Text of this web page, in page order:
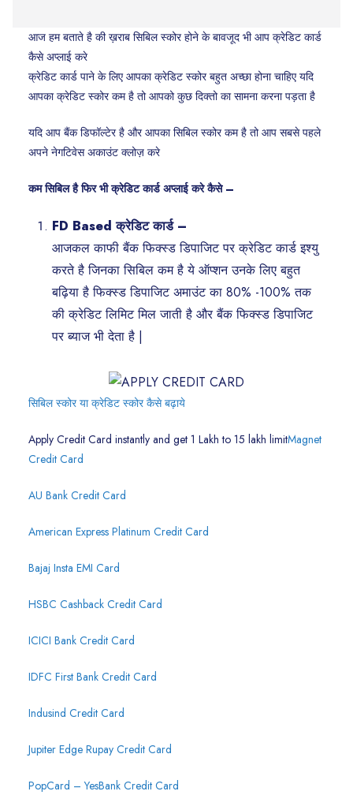
आज हम बताते है की ख़राब सिबिल स्कोर होने के बावजूद भी आप क्रेडिट कार्ड
कैसे अप्लाई करे
क्रेडिट कार्ड पाने के लिए आपका क्रेडिट स्कोर बहुत अच्छा होना चाहिए यदि
आपका क्रेडिट स्कोर कम है तो आपको कुछ दिक्तो का सामना करना पड़ता है
यदि आप बैंक डिफॉल्टेर है और आपका सिबिल स्कोर कम है तो आप सबसे पहले
अपने नेगटिवेस अकाउंट क्लोज़ करे
कम सिबिल है फिर भी क्रेडिट कार्ड अप्लाई करे कैसे –
FD Based क्रेडिट कार्ड –
आजकल काफी बैंक फिक्स्ड डिपाजिट पर क्रेडिट कार्ड इश्यु
करते है जिनका सिबिल कम है ये ऑप्शन उनके लिए बहुत
बढ़िया है फिक्स्ड डिपाजिट अमाउंट का 80% -100% तक
की क्रेडिट लिमिट मिल जाती है और बैंक फिक्स्ड डिपाजिट
पर ब्याज भी देता है |
सिबिल स्कोर या क्रेडिट स्कोर कैसे बढ़ाये
Apply Credit Card instantly and get 1 Lakh to 15 lakh limitMagnet
Credit Card
AU Bank Credit Card
American Express Platinum Credit Card
Bajaj Insta EMI Card
HSBC Cashback Credit Card
ICICI Bank Credit Card
IDFC First Bank Credit Card
Indusind Credit Card
Jupiter Edge Rupay Credit Card
PopCard – YesBank Credit Card